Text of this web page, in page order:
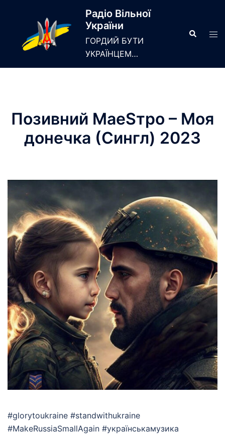
Радіо Вільної
України
ГОРДИЙ БУТИ
УКРАЇНЦЕМ…
Search
Позивний МаеSтро – Моя
донечка (Сингл) 2023
#glorytoukraine #standwithukraine
#MakeRussiaSmallAgain #українськамузика